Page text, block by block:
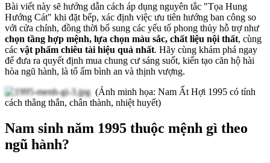
Bài viết này sẽ hướng dẫn cách áp dụng nguyên tắc "Tọa Hung
Hướng Cát" khi đặt bếp, xác định việc ưu tiên hướng ban công so
với cửa chính, đồng thời bổ sung các yếu tố phong thủy hỗ trợ như
chọn tầng hợp mệnh, lựa chọn màu sắc, chất liệu nội thất, cùng
các vật phẩm chiêu tài hiệu quả nhất. Hãy cùng khám phá ngay
để đưa ra quyết định mua chung cư sáng suốt, kiến tạo căn hộ hài
hòa ngũ hành, là tổ ấm bình an và thịnh vượng.
(Ảnh minh họa: Nam Ất Hợi 1995 có tính
cách thẳng thắn, chân thành, nhiệt huyết)
Nam sinh năm 1995 thuộc mệnh gì theo
ngũ hành?